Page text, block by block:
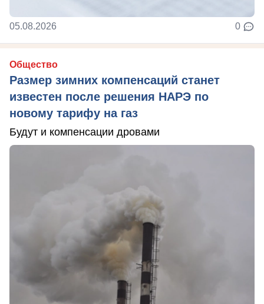
05.08.2026 0
Общество
Размер зимних компенсаций станет
известен после решения НАРЭ по
новому тарифу на газ
Будут и компенсации дровами